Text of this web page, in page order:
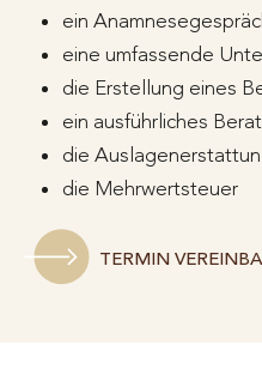
ein
eine umfassende
die Erstellung eines
ein ausführliches
die
die Mehrwertsteuer
TERMIN